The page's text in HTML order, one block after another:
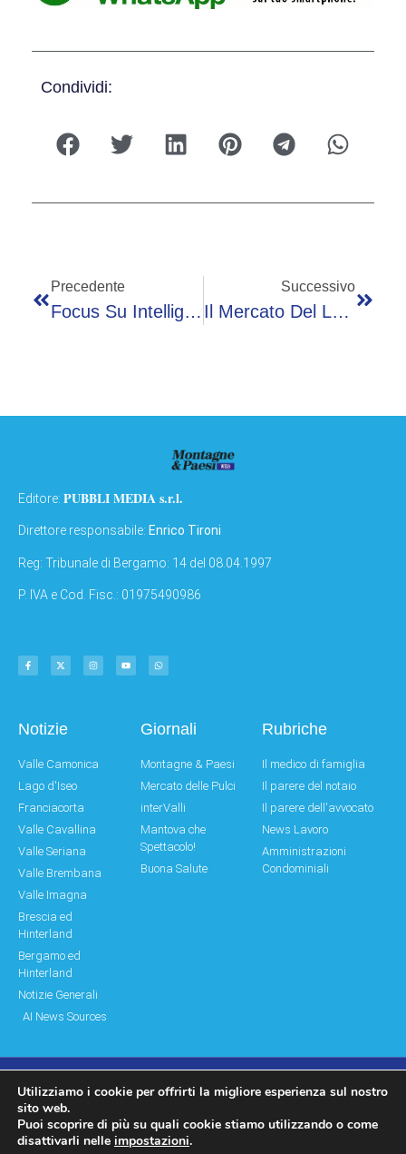
Condividi:
Precedente
Focus Su Intelligenza Artificiale, Bisogni Educativi Speciali E Tecnologia Digitale
Successivo
Il Mercato Del Lavoro Nel Turismo, Ascom Presenta Il Primo Osservatorio Provinciale
Editore: PUBBLI MEDIA s.r.l.
Direttore responsabile: Enrico Tironi
Reg: Tribunale di Bergamo: 14 del 08.04.1997
P. IVA e Cod. Fisc.: 01975490986
Notizie
Valle Camonica
Lago d'Iseo
Franciacorta
Valle Cavallina
Valle Seriana
Valle Brembana
Valle Imagna
Brescia ed
Hinterland
Bergamo ed
Hinterland
Notizie Generali
AI News Sources
Giornali
Montagne & Paesi
Mercato delle Pulci
interValli
Mantova che
Spettacolo!
Buona Salute
Rubriche
Il medico di famiglia
Il parere del notaio
Il parere dell'avvocato
News Lavoro
Amministrazioni
Condominiali
© Copyright 2011 – 2026 Montagne & Paesi
Log In|Log Out Privacy Policy
Utilizziamo i cookie per offrirti la migliore esperienza sul nostro
sito web.
Puoi scoprire di più su quali cookie stiamo utilizzando o come
disattivarli nelle impostazioni.